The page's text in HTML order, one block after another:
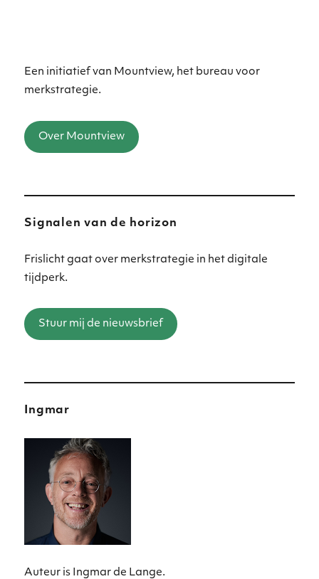
Een initiatief van Mountview, het bureau voor
merkstrategie.
Over Mountview
Signalen van de horizon
Frislicht gaat over merkstrategie in het digitale
tijdperk.
Stuur mij de nieuwsbrief
Ingmar
Auteur is Ingmar de Lange.